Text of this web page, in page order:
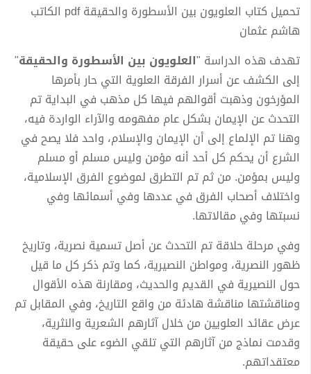
تحميل كتاب العلويون بين الأسطورة والحقيقة pdf الكاتب
هاشم عثمان
تهدف هذه الدراسة "العلويون بين الأسطورة والحقيقة"
إلى الكشف عن أسرار الفرقة العلوية التي حار بأمرها
المؤرخون وذهبت أقوالهم فيها كل مذهب في البداية تم
التحدث عن الإيمان بشكل عام مفهومه والآراء الواردة فيه،
وهنا تم الإلماع إلى أن الإيمان والإسلام، واحد فلا يصح في
الشرع أن يحكم كل أحد أنه مؤمن وليس مسلم أو مسلم
وليس بمؤمن. من ثم تم التطرق لموضوع الفرق الإسلامية،
واختلاف أصحاب الفرق في عددها وفي أسمائها وفي
نسبتها وفي مقالاتها.
وفي مرحلة حلاقة تم التحدث عن أصل تسمية نصرية، وتاريخ
ظهور النصرية، ومواطن النصيرية، كما وتم ذكر كل ما قيل
حول النصيرية في القديم والحديث، ومقارنة هذه الأقوال
ومناقشتها مناقشة هادئة من واقع التاريخ، وفي المقابل تم
عرض عقائد العلويين من خلال آثارهم الشعرية والنثرية،
وقدمت نماذج من آثارهم التي تلقي الضوء على حقيقة
معتقداتهم.